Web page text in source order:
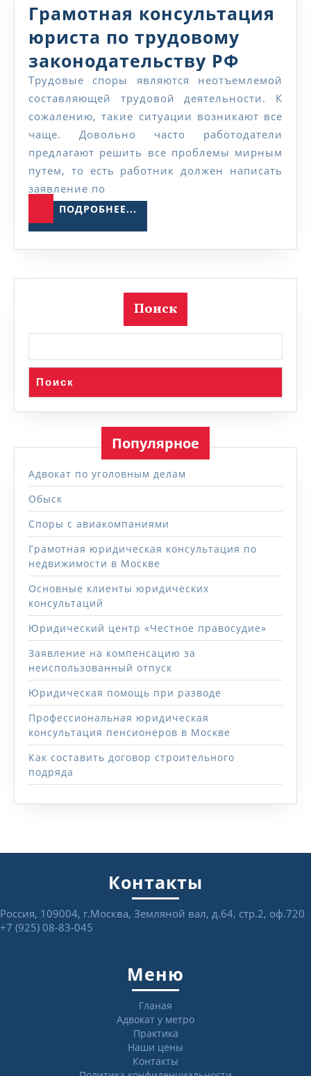
Грамотная консультация
юриста по трудовому
законодательству РФ
юриста
по
Трудовые споры являются неотъемлемой
составляющей трудовой деятельности. К
сожалению, такие ситуации возникают все
чаще. Довольно часто работодатели
предлагают решить все проблемы мирным
путем, то есть работник должен написать
заявление по
ПОДРОБНЕЕ...
Поиск
Поиск
Популярное
Адвокат по уголовным делам
Обыск
Споры с авиакомпаниями
Грамотная юридическая консультация по
недвижимости в Москве
Основные клиенты юридических
консультаций
Юридический центр «Честное правосудие»
Заявление на компенсацию за
неиспользованный отпуск
Юридическая помощь при разводе
Профессиональная юридическая
консультация пенсионеров в Москве
Как составить договор строительного
подряда
Контакты
Россия, 109004, г.Москва, Земляной вал, д.64, стр.2, оф.720
+7 (925) 08-83-045
Меню
Гланая
Адвокат у метро
Практика
Наши цены
Контакты